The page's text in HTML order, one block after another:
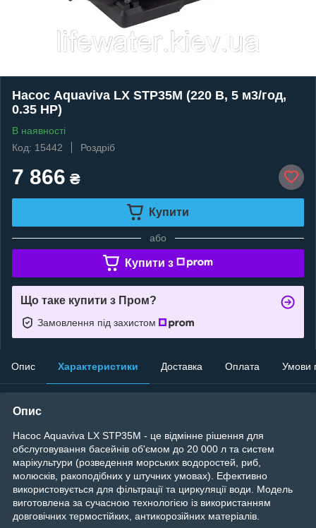
Насос Aquaviva LX STP35M (220 В, 5 м3/год,
0.35 HP)
В наявності
Код: 15442
Роздріб
7 866 ₴
Купити
або
Купити з
Що таке купити з Пром?
Замовлення під захистом
Опис Характеристики Доставка Оплата Умови
Опис
Насос Aquaviva LX STP35M - це відмінне рішення для
обслуговування басейнів об'ємом до 20 000 л та систем
марікультури (розведення морських водоростей, риб,
молюсків, ракоподібних у штучних умовах). Ефективно
використовується для фільтрації та циркуляції води. Модель
виготовлена за сучасною технологією із використанням
довговічних термостійких, антикорозійних матеріалів.